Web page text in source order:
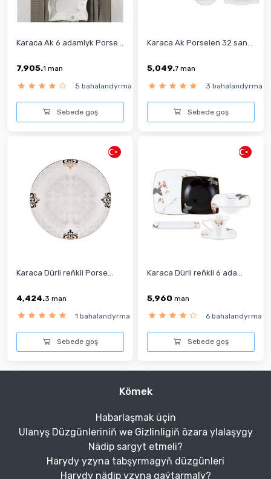
Karaca Ak 6 adamlyk Porse...
7,905.1 man
5 bahalandyrma
Sebede goş
Karaca Ak Porselen 32 san...
5,049.7 man
3 bahalandyrma
Sebede goş
Karaca Dürli reňkli Porse...
4,424.3 man
1 bahalandyrma
Sebede goş
Karaca Dürli reňkli 6 ada...
5,960 man
6 bahalandyrma
Sebede goş
Kömek
Habarlaşmak üçin
Ulanyş Düzgünleriniň we Gizlinligiň özara ylalaşygy
Nädip sargyt etmeli?
Harydy yzyna tabşyrmagyň düzgünleri
Harydy nädip yzyna gaýtarmaly?